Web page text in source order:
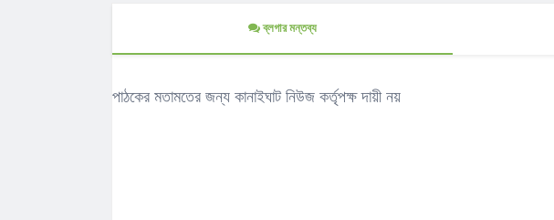
ব্লগার মন্তব্য
পাঠকের মতামতের জন্য কানাইঘাট নিউজ কর্তৃপক্ষ দায়ী নয়